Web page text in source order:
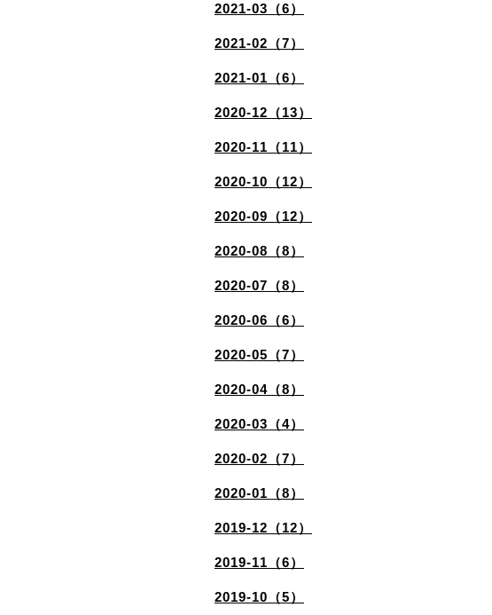
2021-03（6）
2021-02（7）
2021-01（6）
2020-12（13）
2020-11（11）
2020-10（12）
2020-09（12）
2020-08（8）
2020-07（8）
2020-06（6）
2020-05（7）
2020-04（8）
2020-03（4）
2020-02（7）
2020-01（8）
2019-12（12）
2019-11（6）
2019-10（5）